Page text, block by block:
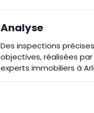
Analyse
Des inspections
objectives, réalisées par
experts immobiliers à